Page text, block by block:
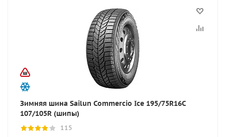
Зимняя шина Sailun Commercio Ice 195/75R16C
107/105R (шипы)
115